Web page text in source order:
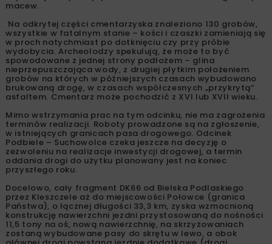
Roboty zostały wstrzymane, a do pracy przystąpili
archeolodzy.
Do odkrycia doszło na fragmencie DK66 Podbiele –
Suchowolce (w rejonie wsi Topczykały – Koszki –
Paszkowszczyzna). Roboty prowadzone są tam na połowie
jezdni, na około kilometrowym odcinku drogi. Po zdjęciu
warstwy nawierzchni bitumicznej, potem bruku i podsypki,
a więc stosunkowo płytko, natknięto się na jamy grobowe.
Jak się okazało nieznane wcześniej cmentarzysko
rozciągało się na długości ponad 80 metrów i – jak
wstępnie stwierdzili archeolodzy – prawdopodobnie
znajduje się także pod drugą częścią jezdni, obecnie
używanej. W wydobytym bruku znaleziono też fragmenty 2
macew.
Na odkrytej części cmentarzyska znaleziono 130 grobów,
wszystkie w fatalnym stanie – kości i czaszki zamieniają się
w proch natychmiast po dotknięciu czy przy próbie
wydobycia. Archeolodzy spekulują, że może to być
spowodowane z jednej strony podłożem – glina
nieprzepuszczająca wody, z drugiej płytkim położeniem
grobów na których w późniejszych czasach wybudowano
brukowaną drogę, w czasach współczesnych „przykrytą”
asfaltem. Cmentarz może pochodzić z XVI lub XVII wieku.